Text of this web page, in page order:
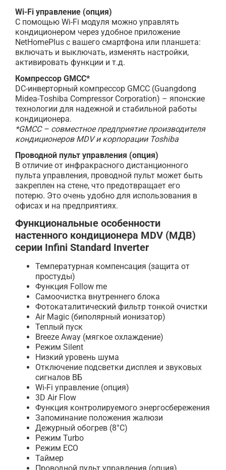
Wi-Fi управление (опция)
С помощью Wi-Fi модуля можно управлять
кондиционером через удобное приложение
NetHomePlus с вашего смартфона или планшета:
включать и выключать, изменять настройки,
активировать функции и т.д.
Компрессор GMCC*
DC-инверторный компрессор GMCC (Guangdong
Midea-Toshiba Compressor Corporation) – японские
технологии для надежной и стабильной работы
кондиционера.
*GMCC – совместное предприятие производителя
кондиционеров MDV и корпорации Toshiba
Проводной пульт управления (опция)
В отличие от инфракрасного дистанционного
пульта управления, проводной пульт может быть
закреплен на стене, что предотвращает его
потерю. Это очень удобно для использования в
офисах и на предприятиях.
Функциональные особенности
настенного кондиционера MDV (МДВ)
серии Infini Standard Inverter
Температурная компенсация (защита от
простуды)
Функция Follow me
Самоочистка внутреннего блока
Фотокаталитический фильтр тонкой очистки
Air Magic (биполярный ионизатор)
Теплый пуск
Breeze Away (мягкое охлаждение)
Режим Silent
Низкий уровень шума
Отключение подсветки дисплея и звуковых
сигналов ВБ
Wi-Fi управление (опция)
3D Air Flow
Функция контролируемого энергосбережения
Запоминание положения жалюзи
Дежурный обогрев (8°С)
Режим Turbo
Режим ECO
Таймер